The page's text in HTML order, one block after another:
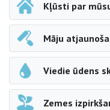
Kļūsti par
Māju
Viedie ūdens
Zemes